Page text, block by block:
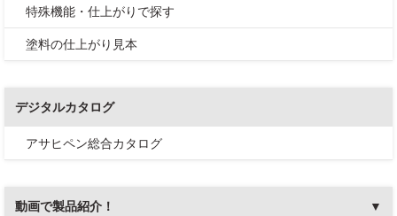
特殊機能・仕上がりで探す
塗料の仕上がり見本
デジタルカタログ
アサヒペン総合カタログ
動画で製品紹介！